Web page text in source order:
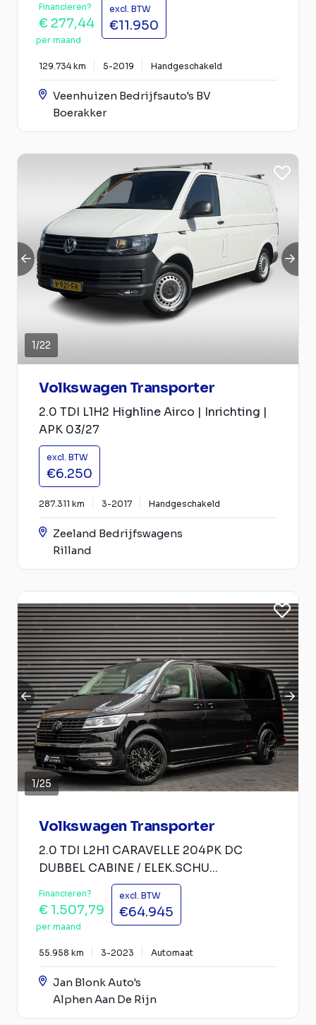
Financieren?
€ 277,44
per maand
excl. BTW
€11.950
129.734 km 5-2019 Handgeschakeld
Veenhuizen Bedrijfsauto's BV
Boerakker
1/22
Volkswagen Transporter
2.0 TDI L1H2 Highline Airco | Inrichting |
APK 03/27
excl. BTW
€6.250
287.311 km 3-2017 Handgeschakeld
Zeeland Bedrijfswagens
Rilland
1/25
Volkswagen Transporter
2.0 TDI L2H1 CARAVELLE 204PK DC
DUBBEL CABINE / ELEK.SCHU...
Financieren?
€ 1.507,79
per maand
excl. BTW
€64.945
55.958 km 3-2023 Automaat
Jan Blonk Auto's
Alphen Aan De Rijn